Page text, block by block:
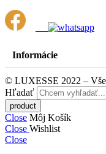
Informácie
© LUXESSE 2022 –
Hľadať
Close Môj Košík
Close Wishlist
Close